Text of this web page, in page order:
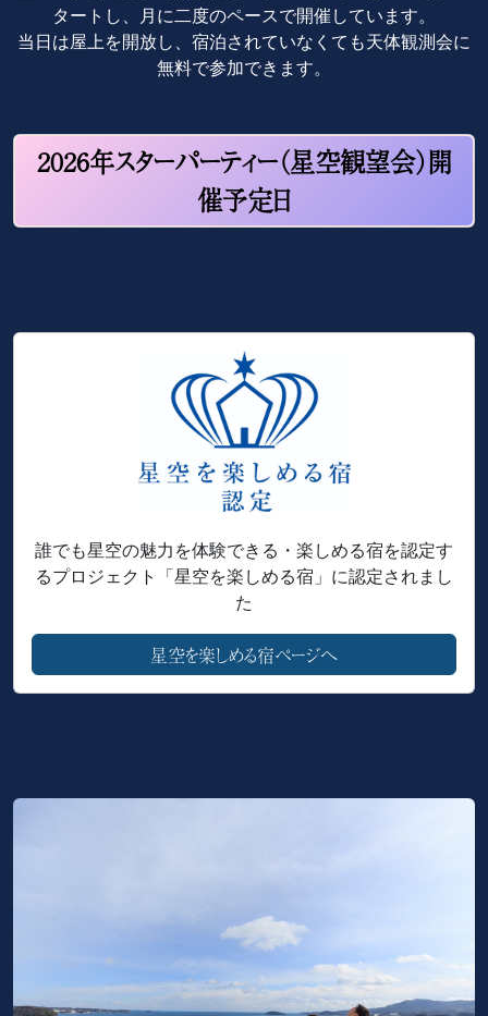
タートし、月に二度のペースで開催しています。
当日は屋上を開放し、宿泊されていなくても天体観測会に
無料で参加できます。
2026年スターパーティー（星空観望会）開
催予定日
誰でも星空の魅力を体験できる・楽しめる宿を認定す
るプロジェクト「星空を楽しめる宿」に認定されまし
た
星空を楽しめる宿ページへ